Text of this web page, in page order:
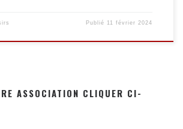
Publié 11 février 2024
ASSOCIATION CLIQUER CI-